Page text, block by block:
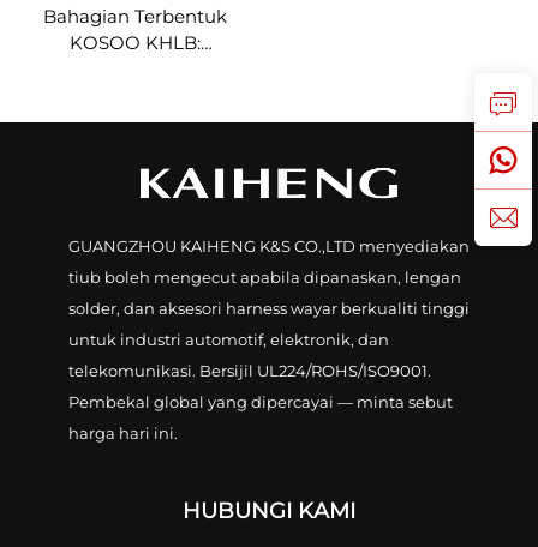
Bahagian Terbentuk
KOSOO KHLB:
Menyusut Apabila
Teras
GUANGZHOU KAIHENG K&S CO.,LTD menyediakan
tiub boleh mengecut apabila dipanaskan, lengan
solder, dan aksesori harness wayar berkualiti tinggi
untuk industri automotif, elektronik, dan
telekomunikasi. Bersijil UL224/ROHS/ISO9001.
Pembekal global yang dipercayai — minta sebut
harga hari ini.
HUBUNGI KAMI